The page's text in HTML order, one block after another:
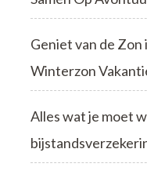
Geniet van de
Winterzon
Alles wat je moet